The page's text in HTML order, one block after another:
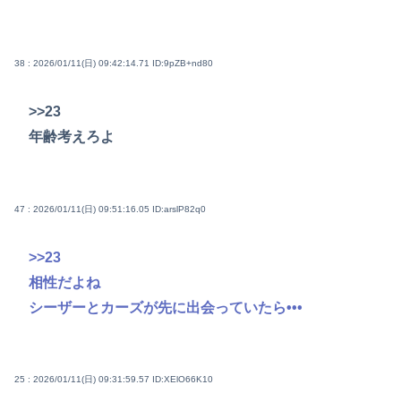
38 : 2026/01/11(日) 09:42:14.71 ID:9pZB+nd80
>>23
年齢考えろよ
47 : 2026/01/11(日) 09:51:16.05 ID:arslP82q0
>>23
相性だよね
シーザーとカーズが先に出会っていたら•••
25 : 2026/01/11(日) 09:31:59.57 ID:XElO66K10